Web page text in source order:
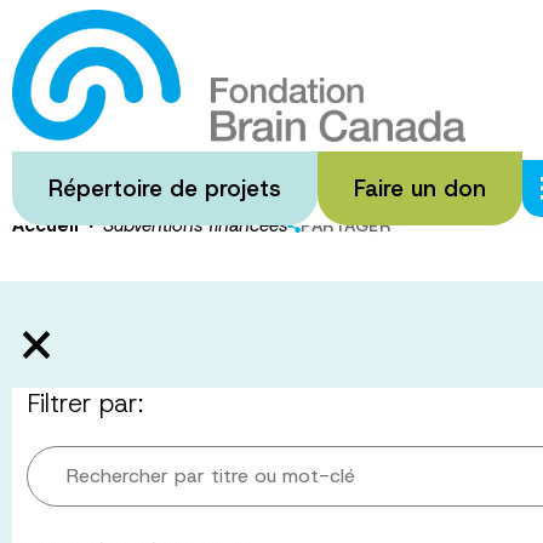
Passer
au
contenu
principal
Répertoire de projets Faire un don
Subventions
Accueil · Subventions financées PARTAGER
Filtrer par:
Rechercher par titre ou mot-clé